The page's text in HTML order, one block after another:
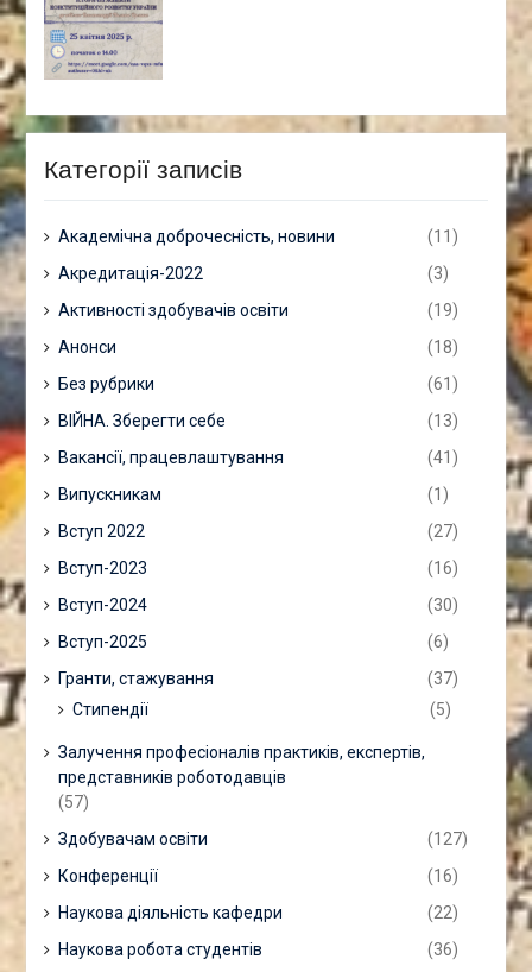
Категорії записів
Академічна доброчесність, новини
(11)
Акредитація-2022
(3)
Активності здобувачів освіти
(19)
Анонси
(18)
Без рубрики
(61)
ВІЙНА. Зберегти себе
(13)
Вакансії, працевлаштування
(41)
Випускникам
(1)
Вступ 2022
(27)
Вступ-2023
(16)
Вступ-2024
(30)
Вступ-2025
(6)
Гранти, стажування
(37)
Стипендії
(5)
Залучення професіоналів практиків, експертів,
представників роботодавців
(57)
Здобувачам освіти
(127)
Конференції
(16)
Наукова діяльність кафедри
(22)
Наукова робота студентів
(36)